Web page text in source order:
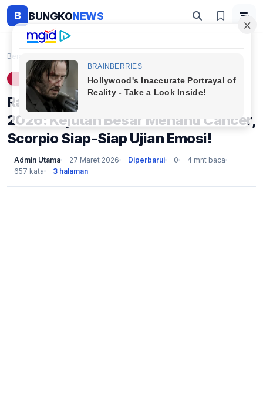
B BUNGKONEWS
Beranda
LIFESTYLE
Ramalan Zodiak Besok 28 Maret
2026: Kejutan Besar Menanti Cancer,
Scorpio Siap-Siap Ujian Emosi!
Admin Utama 27 Maret 2026 Diperbarui 0
4 mnt baca
657 kata
3 halaman